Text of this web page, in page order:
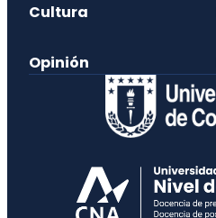
Cultura
Opinión